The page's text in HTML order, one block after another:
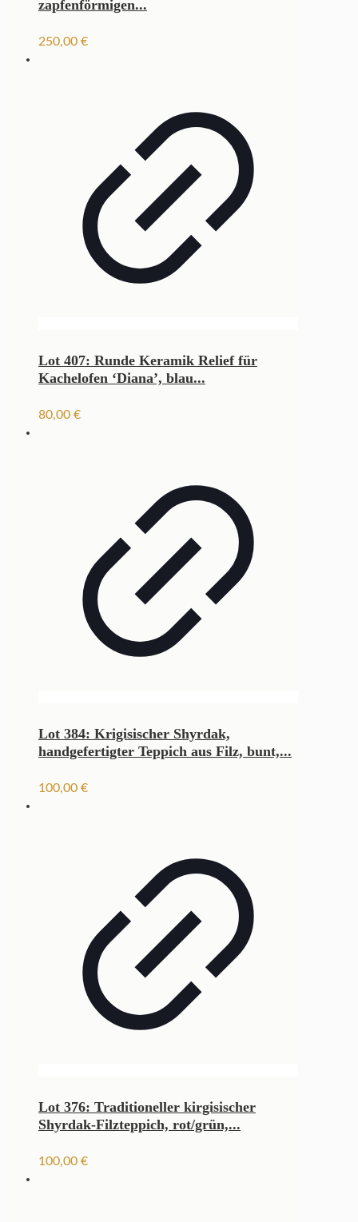
zapfenförmigen...
250,00 €
Lot 407: Runde Keramik Relief für
Kachelofen ‘Diana’, blau...
80,00 €
Lot 384: Krigisischer Shyrdak,
handgefertigter Teppich aus Filz, bunt,...
100,00 €
Lot 376: Traditioneller kirgisischer
Shyrdak-Filzteppich, rot/grün,...
100,00 €